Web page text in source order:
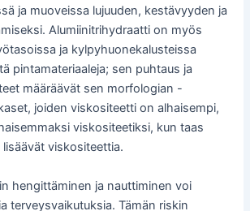
ja muoveissa lujuuden, kestävyyden ja
Alumiinitrihydraatti on myös
ja kylpyhuonekalusteissa
pintamateriaaleja; sen puhtaus ja
määräävät sen morfologian -
joiden viskositeetti on alhaisempi,
viskositeetiksi, kun taas
viskositeettia.
hengittäminen ja nauttiminen voi
terveysvaikutuksia. Tämän riskin